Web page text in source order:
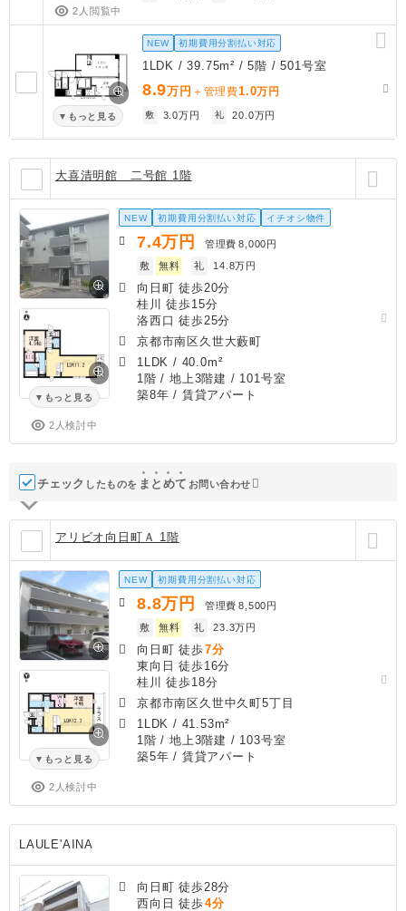
2人閲覧中
もっと見る
NEW 初期費用分割払い対応
1LDK / 39.75m² / 5階 / 501号室
8.9万円 ＋管理費1.0万円
敷 3.0万円 礼 20.0万円
大喜清明館 二号館 1階
もっと見る
2人検討中
NEW 初期費用分割払い対応 イチオシ物件
7.4万円 管理費 8,000円
敷
無料 礼 14.8万円
向日町 徒歩20分
桂川 徒歩15分
洛西口 徒歩25分
京都市南区久世大藪町
1LDK / 40.0m²
1階 / 地上3階建 / 101号室
築8年 / 賃貸アパート
チェック したものを ま と めて お問い合わせ
アリビオ向日町Ａ 1階
もっと見る
2人検討中
NEW 初期費用分割払い対応
8.8万円 管理費 8,500円
敷
無料 礼 23.3万円
向日町 徒歩7分
東向日 徒歩16分
桂川 徒歩18分
京都市南区久世中久町5丁目
1LDK / 41.53m²
1階 / 地上3階建 / 103号室
築5年 / 賃貸アパート
LAULE'AINA
向日町 徒歩28分
西向日 徒歩4分